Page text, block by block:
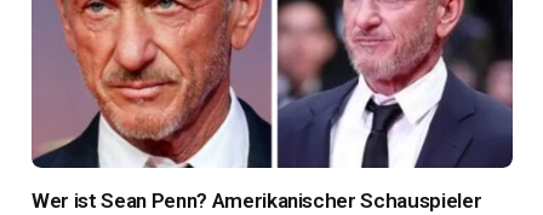
Wer ist Sean Penn? Amerikanischer Schauspieler